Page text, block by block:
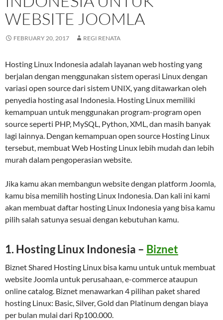
WEBSITE JOOMLA
FEBRUARY 20, 2017 REGI RENATA
Hosting Linux Indonesia adalah layanan web hosting yang
berjalan dengan menggunakan sistem operasi Linux dengan
variasi open source dari sistem UNIX, yang ditawarkan oleh
penyedia hosting asal Indonesia. Hosting Linux memiliki
kemampuan untuk menggunakan program-program open
source seperti PHP, MySQL, Python, XML, dan masih banyak
lagi lainnya. Dengan kemampuan open source Hosting Linux
tersebut, membuat Web Hosting Linux lebih mudah dan lebih
murah dalam pengoperasian website.
Jika kamu akan membangun website dengan platform Joomla,
kamu bisa memilih hosting Linux Indonesia. Dan kali ini kami
akan membuat daftar hosting Linux Indonesia yang bisa kamu
pilih salah satunya sesuai dengan kebutuhan kamu.
1. Hosting Linux Indonesia – Biznet
Biznet Shared Hosting Linux bisa kamu untuk untuk membuat
website Joomla untuk perusahaan, e-commerce ataupun
online catalog. Biznet menawarkan 4 pilihan paket shared
hosting Linux: Basic, Silver, Gold dan Platinum dengan biaya
per bulan mulai dari Rp100.000.